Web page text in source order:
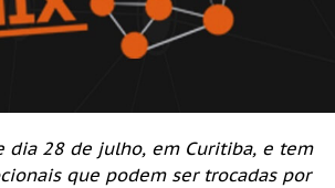
dia 28 de julho, em Curitiba, e tem
que podem ser trocadas por